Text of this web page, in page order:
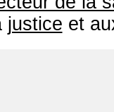
justice et